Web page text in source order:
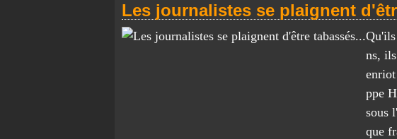
Les journalistes se plaignent
ns,
ppe
sous
que